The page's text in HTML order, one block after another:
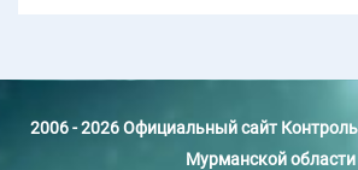
2006 - 2026 Официальный сайт
Мурманской области